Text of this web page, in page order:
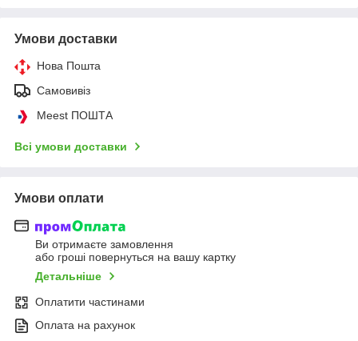
Умови доставки
Нова Пошта
Самовивіз
Meest ПОШТА
Всі умови доставки
Умови оплати
Ви отримаєте замовлення
або гроші повернуться на вашу картку
Детальніше
Оплатити частинами
Оплата на рахунок